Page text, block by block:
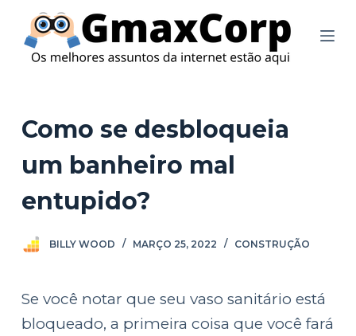
u
a
o
n
Como se desbloqueia
um banheiro mal
entupido?
BILLY WOOD MARÇO 25, 2022 CONSTRUÇÃO
Se você notar que seu vaso sanitário está
bloqueado, a primeira coisa que você fará